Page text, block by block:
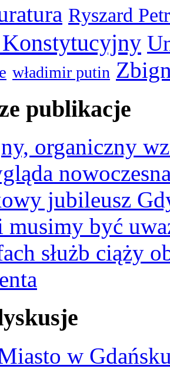
Ryszard
Konstytucyjny
władimir putin
publikacje
organiczny
jubileusz
musimy być
służb ciąży
w